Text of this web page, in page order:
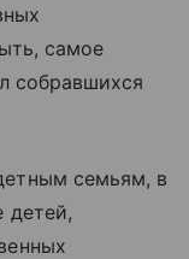
самое
собравшихся
семьям, в
детей,